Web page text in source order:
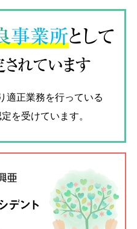
事業所として
れています
適正業務を行っている
を受けています。